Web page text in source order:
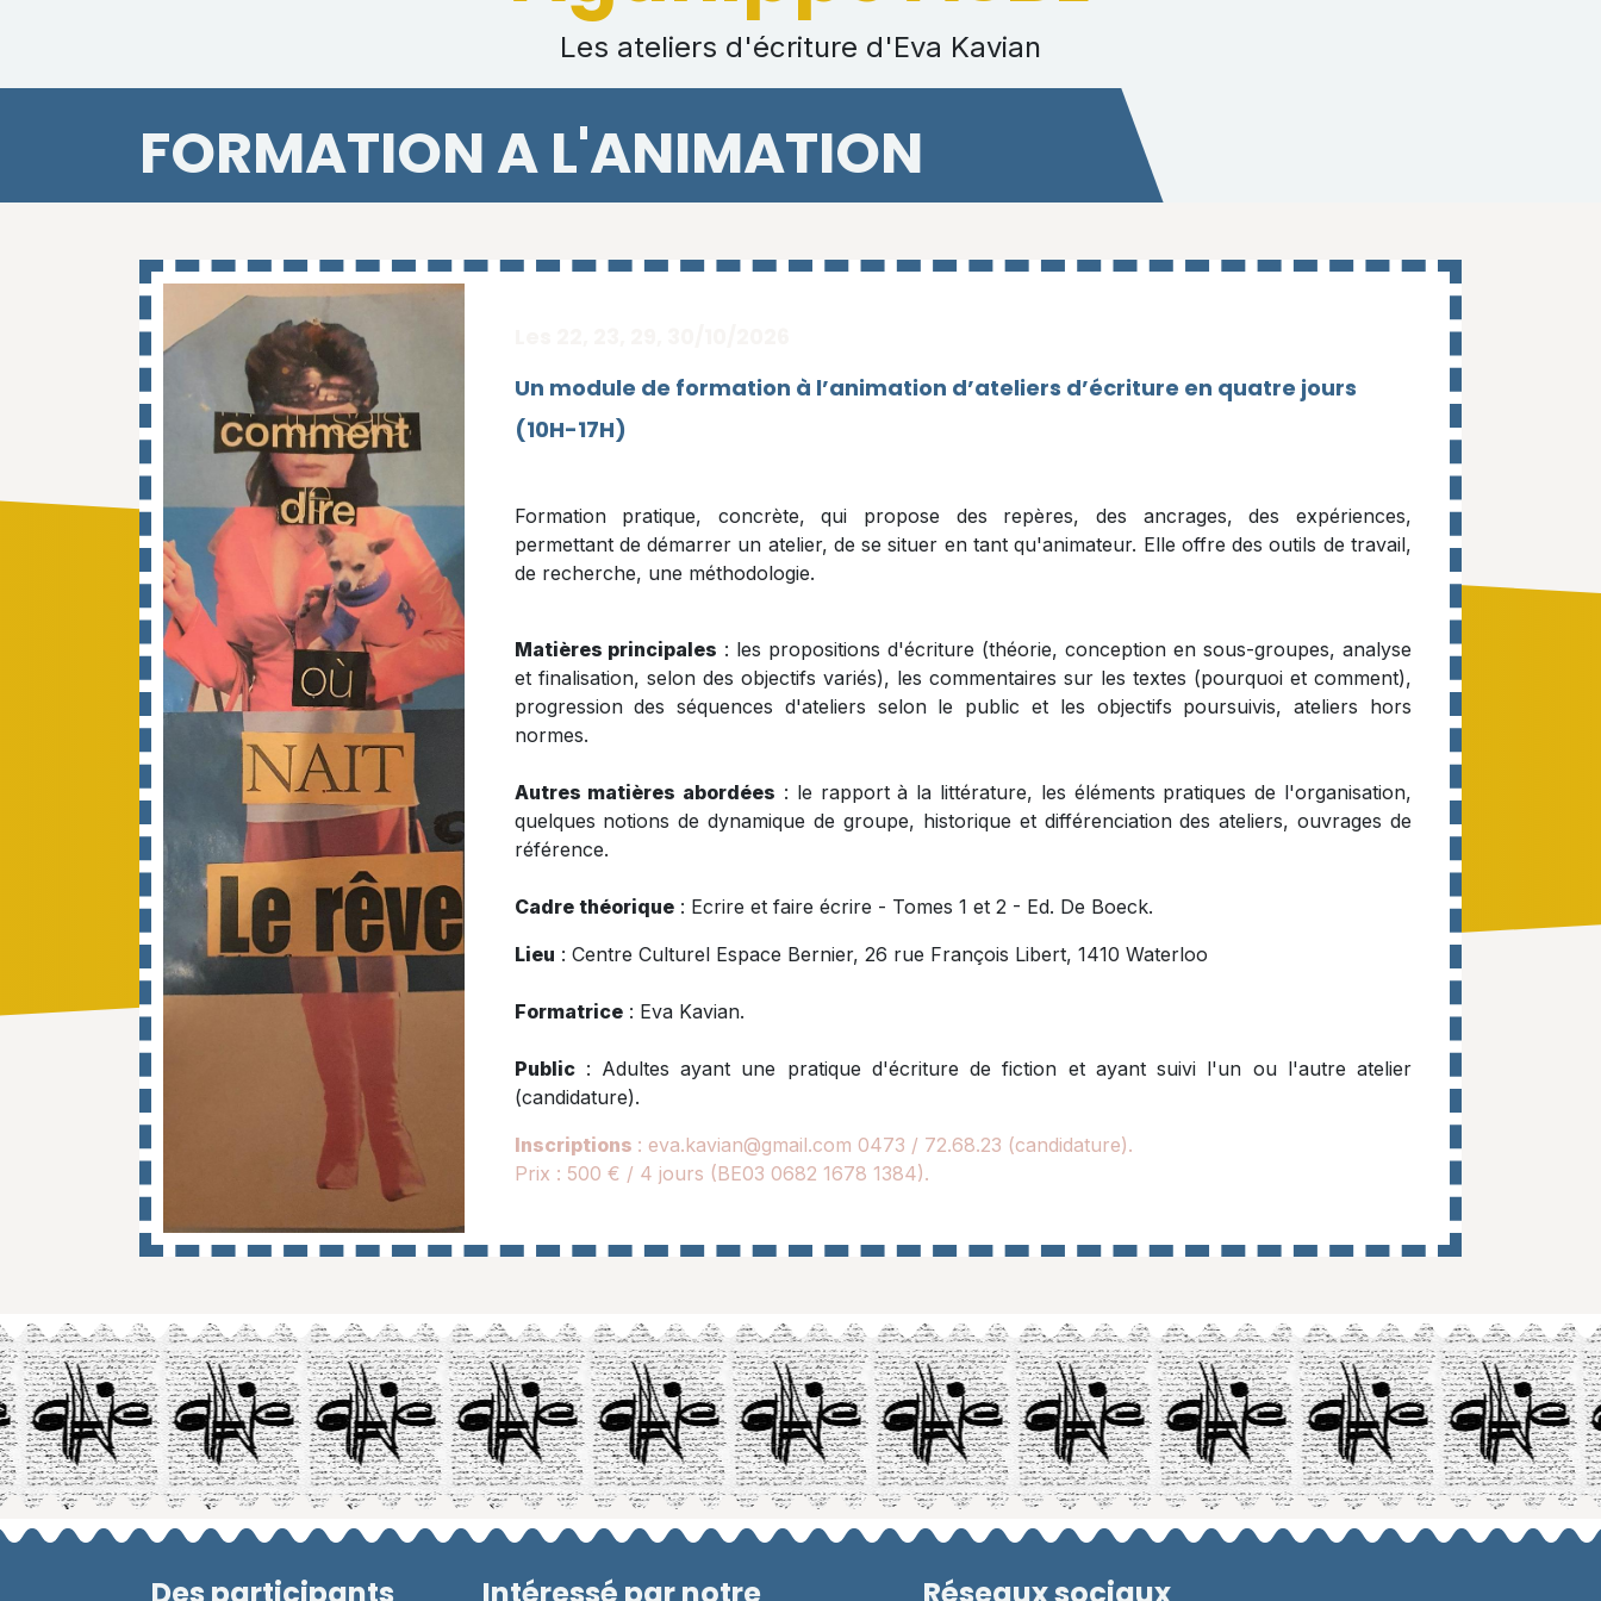
Les ateliers d'écriture d'Eva Kavian
FORMATION A L'ANIMATION
Un module de formation à l’animation d’ateliers d’écriture en quatre jours
(10H-17H)
Formation pratique, concrète, qui propose des repères, des ancrages, des expériences,
permettant de démarrer un atelier, de se situer en tant qu'animateur. Elle offre des outils de travail,
de recherche, une méthodologie.
Matières principales : les propositions d'écriture (théorie, conception en sous-groupes, analyse
et finalisation, selon des objectifs variés), les commentaires sur les textes (pourquoi et comment),
progression des séquences d'ateliers selon le public et les objectifs poursuivis, ateliers hors
normes.
Autres matières abordées : le rapport à la littérature, les éléments pratiques de l'organisation,
quelques notions de dynamique de groupe, historique et différenciation des ateliers, ouvrages de
référence.
Cadre théorique: Ecrire et faire écrire - Tomes 1 et 2 - Ed. De Boeck.
Lieu : Centre Culturel Espace Bernier, 26 rue François Libert, 1410 Waterloo
Formatrice: Eva Kavian.
Public: Adultes ayant une pratique d'écriture de fiction et ayant suivi l'un ou l'autre atelier
(candidature).
Inscriptions : eva.kavian@gmail.com 0473 / 72.68.23 (candidature).
Prix : 500 € / 4 jours (BE03 0682 1678 1384).